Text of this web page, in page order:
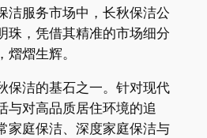
洁服务市场中，长秋保洁公
珠，凭借其精准的市场细分
熠生辉。
保洁的基石之一。针对现代
与对高品质居住环境的追
家庭保洁、深度家庭保洁与